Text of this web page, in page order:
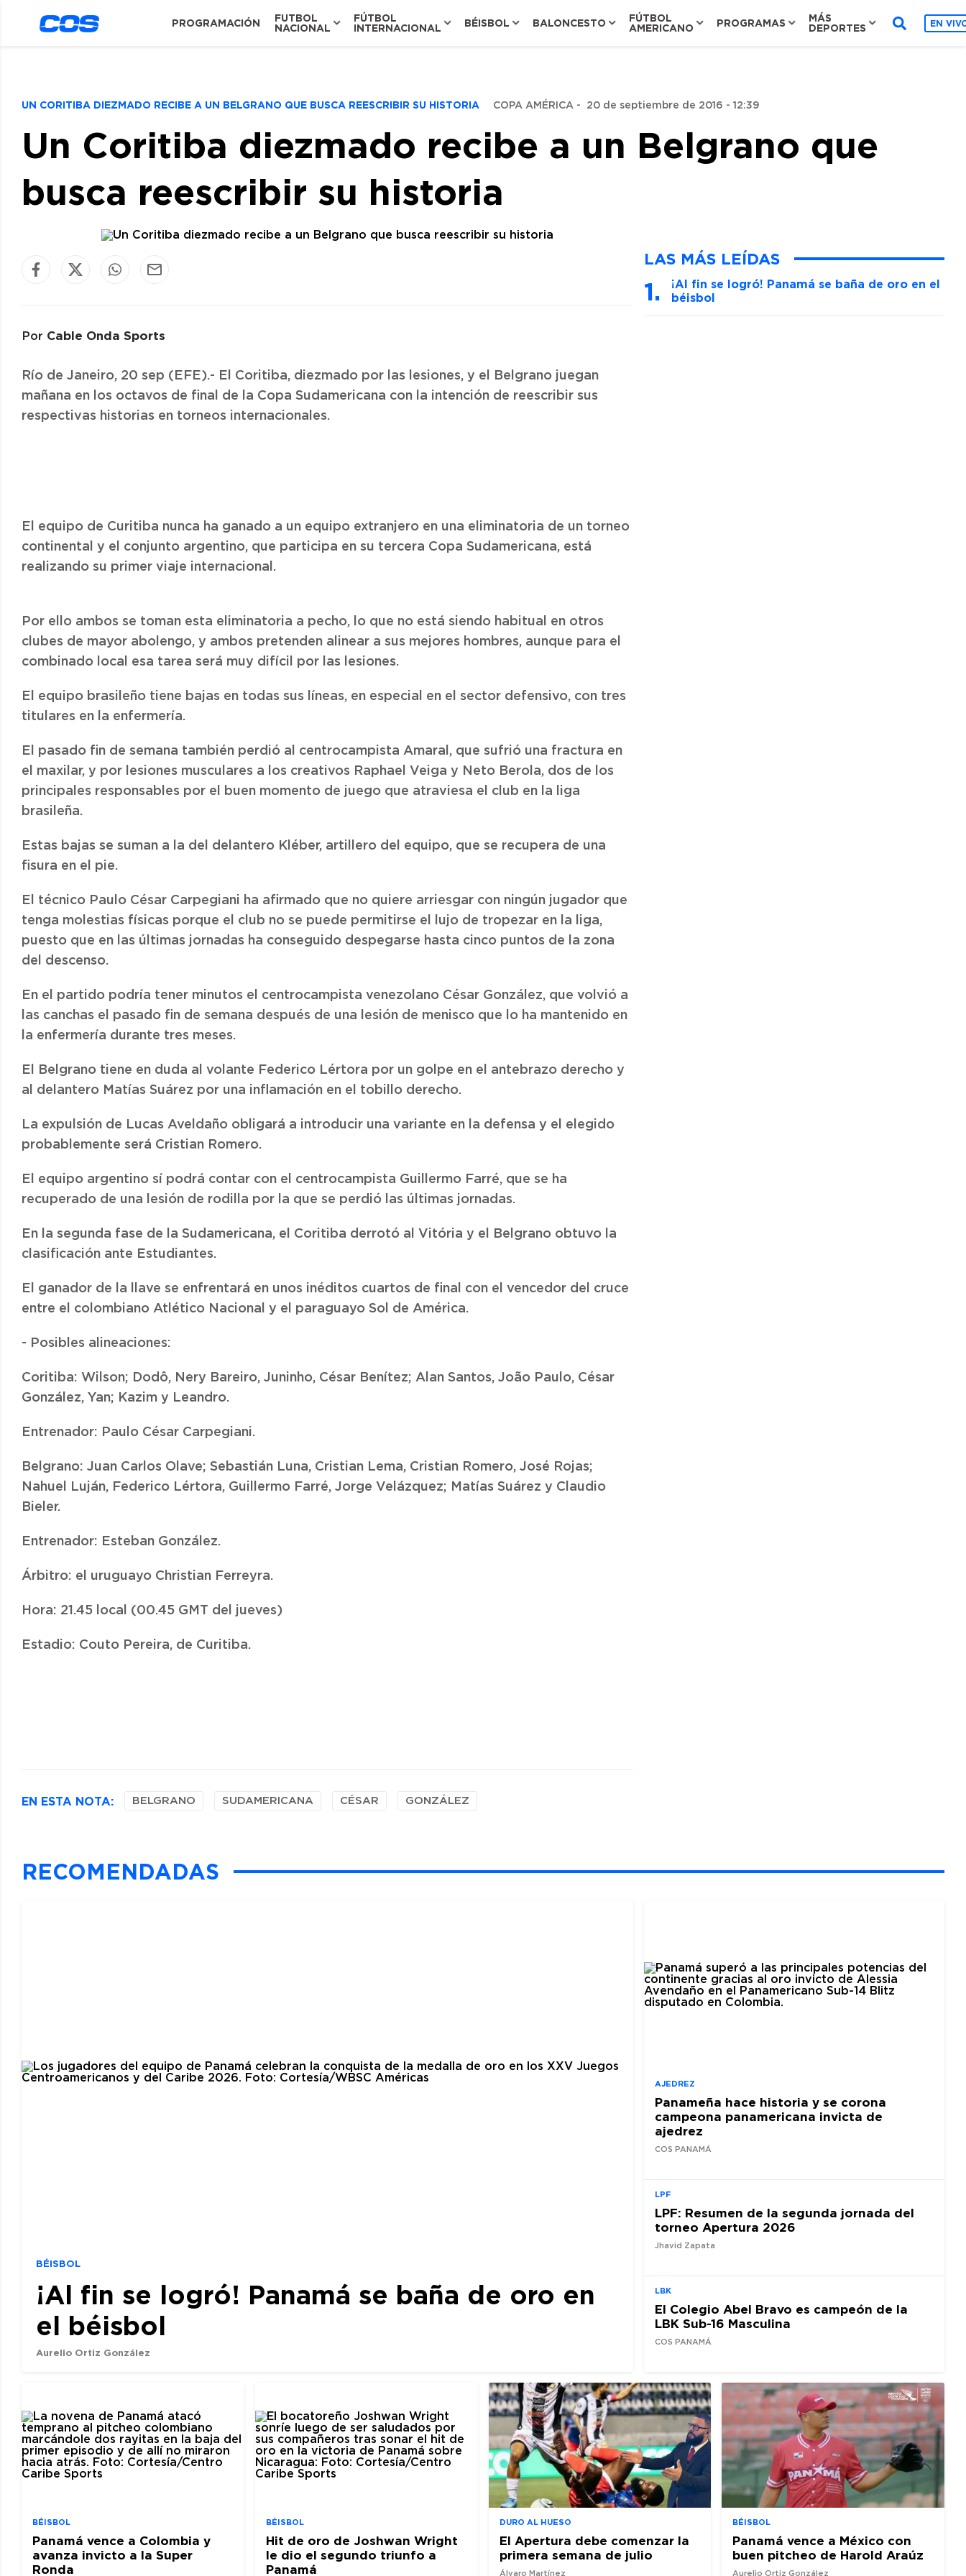
PROGRAMACIÓN
FUTBOL
NACIONAL
FÚTBOL
INTERNACIONAL
BÉISBOL BALONCESTO
FÚTBOL
AMERICANO
PROGRAMAS
MÁS
DEPORTES
EN
UN CORITIBA DIEZMADO RECIBE A UN BELGRANO QUE BUSCA REESCRIBIR SU HISTORIA COPA AMÉRICA - 20 de septiembre de 2016 - 12:39
Un Coritiba diezmado recibe a un Belgrano que
busca reescribir su historia
Por Cable Onda Sports
Río de Janeiro, 20 sep (EFE).- El Coritiba, diezmado por las lesiones, y el Belgrano juegan
mañana en los octavos de final de la Copa Sudamericana con la intención de reescribir sus
respectivas historias en torneos internacionales.
El equipo de Curitiba nunca ha ganado a un equipo extranjero en una eliminatoria de un torneo
continental y el conjunto argentino, que participa en su tercera Copa Sudamericana, está
realizando su primer viaje internacional.
Por ello ambos se toman esta eliminatoria a pecho, lo que no está siendo habitual en otros
clubes de mayor abolengo, y ambos pretenden alinear a sus mejores hombres, aunque para el
combinado local esa tarea será muy difícil por las lesiones.
El equipo brasileño tiene bajas en todas sus líneas, en especial en el sector defensivo, con tres
titulares en la enfermería.
El pasado fin de semana también perdió al centrocampista Amaral, que sufrió una fractura en
el maxilar, y por lesiones musculares a los creativos Raphael Veiga y Neto Berola, dos de los
principales responsables por el buen momento de juego que atraviesa el club en la liga
brasileña.
Estas bajas se suman a la del delantero Kléber, artillero del equipo, que se recupera de una
fisura en el pie.
El técnico Paulo César Carpegiani ha afirmado que no quiere arriesgar con ningún jugador que
tenga molestias físicas porque el club no se puede permitirse el lujo de tropezar en la liga,
puesto que en las últimas jornadas ha conseguido despegarse hasta cinco puntos de la zona
del descenso.
En el partido podría tener minutos el centrocampista venezolano César González, que volvió a
las canchas el pasado fin de semana después de una lesión de menisco que lo ha mantenido en
la enfermería durante tres meses.
El Belgrano tiene en duda al volante Federico Lértora por un golpe en el antebrazo derecho y
al delantero Matías Suárez por una inflamación en el tobillo derecho.
La expulsión de Lucas Aveldaño obligará a introducir una variante en la defensa y el elegido
probablemente será Cristian Romero.
El equipo argentino sí podrá contar con el centrocampista Guillermo Farré, que se ha
recuperado de una lesión de rodilla por la que se perdió las últimas jornadas.
En la segunda fase de la Sudamericana, el Coritiba derrotó al Vitória y el Belgrano obtuvo la
clasificación ante Estudiantes.
El ganador de la llave se enfrentará en unos inéditos cuartos de final con el vencedor del cruce
entre el colombiano Atlético Nacional y el paraguayo Sol de América.
- Posibles alineaciones:
Coritiba: Wilson; Dodô, Nery Bareiro, Juninho, César Benítez; Alan Santos, João Paulo, César
González, Yan; Kazim y Leandro.
Entrenador: Paulo César Carpegiani.
Belgrano: Juan Carlos Olave; Sebastián Luna, Cristian Lema, Cristian Romero, José Rojas;
Nahuel Luján, Federico Lértora, Guillermo Farré, Jorge Velázquez; Matías Suárez y Claudio
Bieler.
Entrenador: Esteban González.
Árbitro: el uruguayo Christian Ferreyra.
Hora: 21.45 local (00.45 GMT del jueves)
Estadio: Couto Pereira, de Curitiba.
EN ESTA NOTA: BELGRANO SUDAMERICANA CÉSAR GONZÁLEZ
LAS MÁS LEÍDAS
¡Al fin se logró! Panamá se baña de oro en el
béisbol
RECOMENDADAS
BÉISBOL
¡Al fin se logró! Panamá se baña de oro en
el béisbol
Aurelio Ortiz González
AJEDREZ
Panameña hace historia y se corona
campeona panamericana invicta de
ajedrez
COS PANAMÁ
LPF
LPF: Resumen de la segunda jornada del
torneo Apertura 2026
Jhavid Zapata
LBK
El Colegio Abel Bravo es campeón de la
LBK Sub-16 Masculina
COS PANAMÁ
BÉISBOL
Panamá vence a Colombia y
avanza invicto a la Super
Ronda
BÉISBOL
Hit de oro de Joshwan Wright
le dio el segundo triunfo a
Panamá
DURO AL HUESO
El Apertura debe comenzar la
primera semana de julio
Álvaro Martínez
BÉISBOL
Panamá vence a México con
buen pitcheo de Harold Araúz
Aurelio Ortiz González